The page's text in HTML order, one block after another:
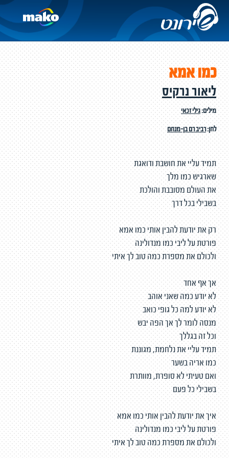
כמו אמא
ליאור נרקיס
מילים:גילי זכאי
לחן:רביב רם בן-מנחם
תמיד עליי את חושבת ודואגת
שארגיש כמו מלך
את העולם מסובבת והולכת
בשבילי בכל דרך
רק את יודעת להבין אותי כמו אמא
פורטת על ליבי כמו מנדולינה
ולכולם את מספרת כמה טוב לך איתי
אך אף אחד
לא יודע כמה שאני אוהב
לא יודע למה כל גופי כואב
מנסה לומר לך אך הפה יבש
וכל זה בגללך
תמיד עליי את נלחמת, מגוננת
כמו אריה בשער
ואם טעיתי לא סופרת, מוותרת
בשבילי כל פעם
איך את יודעת להבין אותי כמו אמא
פורטת על ליבי כמו מנדולינה
ולכולם את מספרת כמה טוב לך איתי